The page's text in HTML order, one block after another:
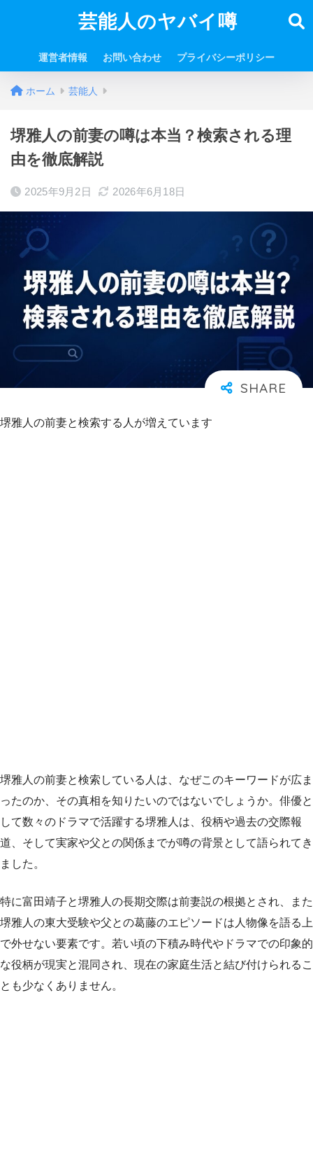
芸能人のヤバイ噂
運営者情報 お問い合わせ プライバシーポリシー
ホーム 芸能人
堺雅人の前妻の噂は本当？検索される理
由を徹底解説
2025年9月2日 2026年6月18日
堺雅人の前妻と検索する人が増えています
堺雅人の前妻と検索している人は、なぜこのキーワードが広ま
ったのか、その真相を知りたいのではないでしょうか。俳優と
して数々のドラマで活躍する堺雅人は、役柄や過去の交際報
道、そして実家や父との関係までが噂の背景として語られてき
ました。
特に富田靖子と堺雅人の長期交際は前妻説の根拠とされ、また
堺雅人の東大受験や父との葛藤のエピソードは人物像を語る上
で外せない要素です。若い頃の下積み時代やドラマでの印象的
な役柄が現実と混同され、現在の家庭生活と結び付けられるこ
とも少なくありません。